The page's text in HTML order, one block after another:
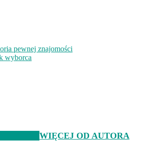
pewnej znajomości
wyborca
WIĘCEJ OD AUTORA